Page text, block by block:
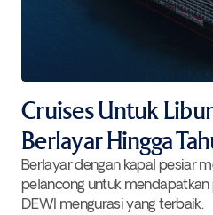
Cruises Untuk
Berlayar Hingga
Berlayar dengan kapal pesiar
pelancong untuk mendapatkan
DEWI mengurasi yang terbaik.